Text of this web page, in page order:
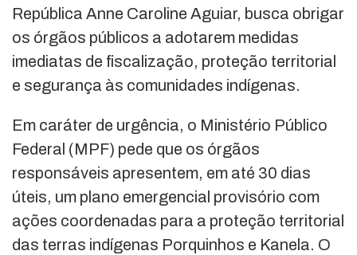
República Anne Caroline Aguiar, busca obrigar
os órgãos públicos a adotarem medidas
imediatas de fiscalização, proteção territorial
e segurança às comunidades indígenas.
Em caráter de urgência, o Ministério Público
Federal (MPF) pede que os órgãos
responsáveis apresentem, em até 30 dias
úteis, um plano emergencial provisório com
ações coordenadas para a proteção territorial
das terras indígenas Porquinhos e Kanela. O